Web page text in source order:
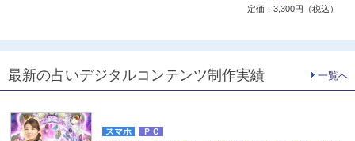
定価：3,300円（税込）
最新の占いデジタルコンテンツ制作実績 一覧へ
スマホ ＰＣ